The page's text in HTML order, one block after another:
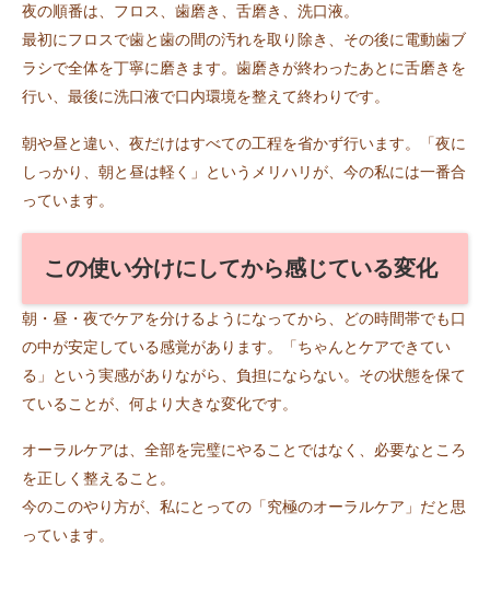
夜の順番は、フロス、歯磨き、舌磨き、洗口液。
最初にフロスで歯と歯の間の汚れを取り除き、その後に電動歯ブ
ラシで全体を丁寧に磨きます。歯磨きが終わったあとに舌磨きを
行い、最後に洗口液で口内環境を整えて終わりです。
朝や昼と違い、夜だけはすべての工程を省かず行います。「夜に
しっかり、朝と昼は軽く」というメリハリが、今の私には一番合
っています。
この使い分けにしてから感じている変化
朝・昼・夜でケアを分けるようになってから、どの時間帯でも口
の中が安定している感覚があります。「ちゃんとケアできてい
る」という実感がありながら、負担にならない。その状態を保て
ていることが、何より大きな変化です。
オーラルケアは、全部を完璧にやることではなく、必要なところ
を正しく整えること。
今のこのやり方が、私にとっての「究極のオーラルケア」だと思
っています。